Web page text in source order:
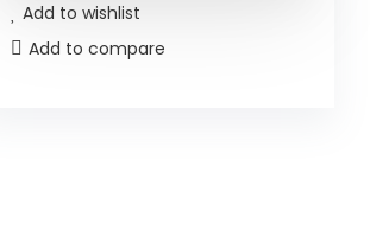
Add to wishlist
Add to compare